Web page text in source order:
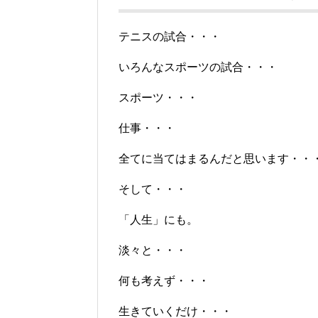
テニスの試合・・・
いろんなスポーツの試合・・・
スポーツ・・・
仕事・・・
全てに当てはまるんだと思います・・
そして・・・
「人生」にも。
淡々と・・・
何も考えず・・・
生きていくだけ・・・